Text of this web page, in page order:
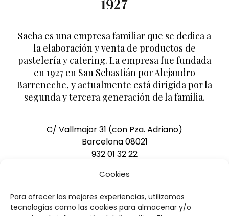
Cookies
Para ofrecer las mejores experiencias, utilizamos
tecnologías como las cookies para almacenar y/o
Sacha es una empresa familiar que se dedica a
la elaboración y venta de productos de
pastelería y catering. La empresa fue fundada
en 1927 en San Sebastián por Alejandro
Barreneche, y actualmente está dirigida por la
segunda y tercera generación de la familia.
C/ Vallmajor 31 (con Pza. Adriano)
Barcelona 08021
932 01 32 22
DESCARGAR CATÁLOGO